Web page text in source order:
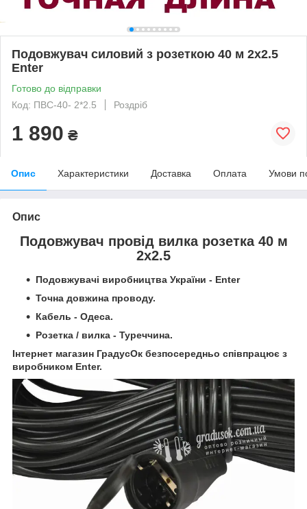
Подовжувач силовий з розеткою 40 м 2х2.5
Enter
Готово до відправки
Код: ПВС-40- 2*2.5
Роздріб
1 890 ₴
Опис Характеристики Доставка Оплата Умови
Опис
Подовжувач провід вилка розетка 40 м
2х2.5
Подовжувачі виробництва України - Enter
Точна довжина проводу.
Кабель - Одеса.
Розетка / вилка - Туреччина.
Інтернет магазин ГрадусОк безпосередньо співпрацює з
виробником Enter.